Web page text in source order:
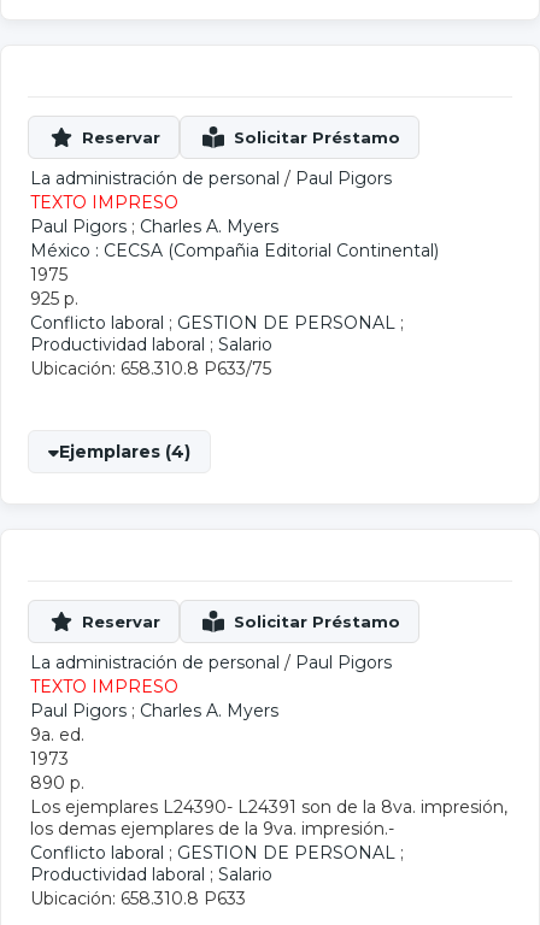
La administración de personal / Paul Pigors
TEXTO IMPRESO
Paul Pigors ; Charles A. Myers
México : CECSA (Compañia Editorial Continental)
1975
925 p.
Conflicto laboral ; GESTION DE PERSONAL ;
Productividad laboral ; Salario
Ubicación: 658.310.8 P633/75
Ejemplares (4)
La administración de personal / Paul Pigors
TEXTO IMPRESO
Paul Pigors ; Charles A. Myers
9a. ed.
1973
890 p.
Los ejemplares L24390- L24391 son de la 8va. impresión,
los demas ejemplares de la 9va. impresión.-
Conflicto laboral ; GESTION DE PERSONAL ;
Productividad laboral ; Salario
Ubicación: 658.310.8 P633